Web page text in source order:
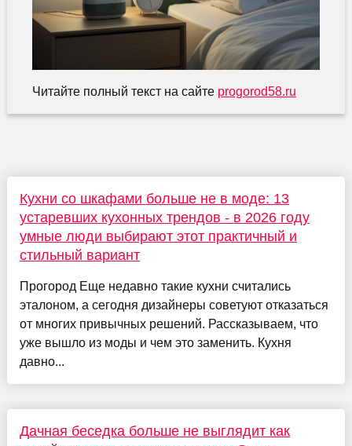
Читайте полный текст на сайте progorod58.ru
Кухни со шкафами больше не в моде: 13
устаревших кухонных трендов - в 2026 году
умные люди выбирают этот практичный и
стильный вариант
Прогород Еще недавно такие кухни считались
эталоном, а сегодня дизайнеры советуют отказаться
от многих привычных решений. Рассказываем, что
уже вышло из моды и чем это заменить. Кухня
давно...
Дачная беседка больше не выглядит как